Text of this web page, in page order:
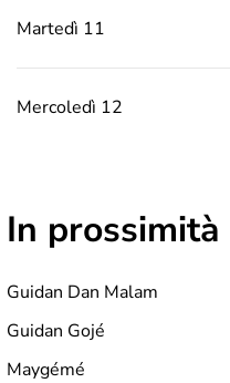
Martedì 11
Mercoledì 12
In prossimità
Guidan Dan Malam
Guidan Gojé
Maygémé